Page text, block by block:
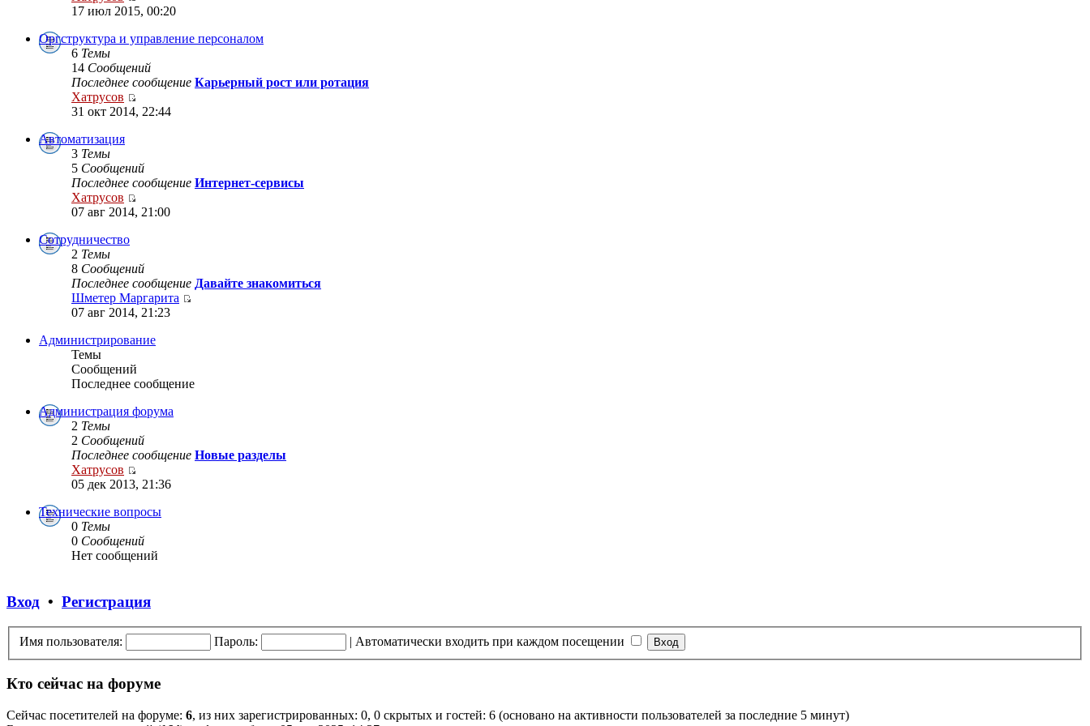
17 июл 2015, 00:20
Оргструктура и управление персоналом
6 Темы
14 Сообщений
Последнее сообщение Карьерный рост или ротация
Хатрусов
31 окт 2014, 22:44
Автоматизация
3 Темы
5 Сообщений
Последнее сообщение Интернет-сервисы
Хатрусов
07 авг 2014, 21:00
Сотрудничество
2 Темы
8 Сообщений
Последнее сообщение Давайте знакомиться
Шметер Маргарита
07 авг 2014, 21:23
Администрирование
Темы
Сообщений
Последнее сообщение
Администрация форума
2 Темы
2 Сообщений
Последнее сообщение Новые разделы
Хатрусов
05 дек 2013, 21:36
Технические вопросы
0 Темы
0 Сообщений
Нет сообщений
Вход • Регистрация
Имя пользователя: Пароль: | Автоматически входить при каждом посещении
Кто сейчас на форуме
Сейчас посетителей на форуме: 6, из них зарегистрированных: 0, 0 скрытых и гостей: 6 (основано на активности пользователей за последние 5 минут)